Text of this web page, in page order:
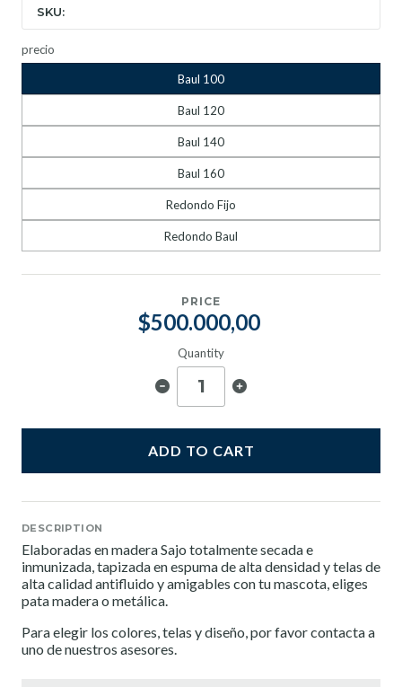
SKU:
precio
Baul 100
Baul 120
Baul 140
Baul 160
Redondo Fijo
Redondo Baul
PRICE
$500.000,00
Quantity
ADD TO CART
DESCRIPTION
Elaboradas en madera Sajo totalmente secada e
inmunizada, tapizada en espuma de alta densidad y telas de
alta calidad antifluido y amigables con tu mascota, eliges
pata madera o metálica.
Para elegir los colores, telas y diseño, por favor contacta a
uno de nuestros asesores.